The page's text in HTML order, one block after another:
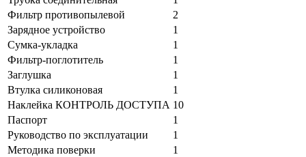
Фильтр противопылевой
2
Зарядное устройство
1
Сумка-укладка
1
Фильтр-поглотитель
1
Заглушка
1
Втулка силиконовая
1
Наклейка КОНТРОЛЬ ДОСТУПА 10
Паспорт
1
Руководство по эксплуатации
1
Методика поверки
1